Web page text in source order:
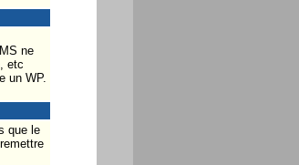
ne
etc
un WP.
que le